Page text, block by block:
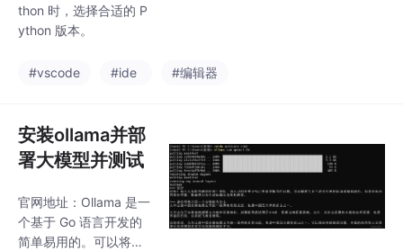
thon 时，选择合适的 P
ython 版本。
#vscode #ide #编辑器
安装ollama并部
署大模型并测试
官网地址：Ollama 是一
个基于 Go 语言开发的
简单易用的。可以将其